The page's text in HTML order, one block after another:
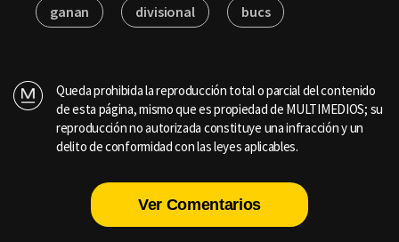
ganan divisional bucs
Queda prohibida la reproducción total o parcial del contenido
de esta página, mismo que es propiedad de MULTIMEDIOS; su
reproducción no autorizada constituye una infracción y un
delito de conformidad con las leyes aplicables.
Ver Comentarios